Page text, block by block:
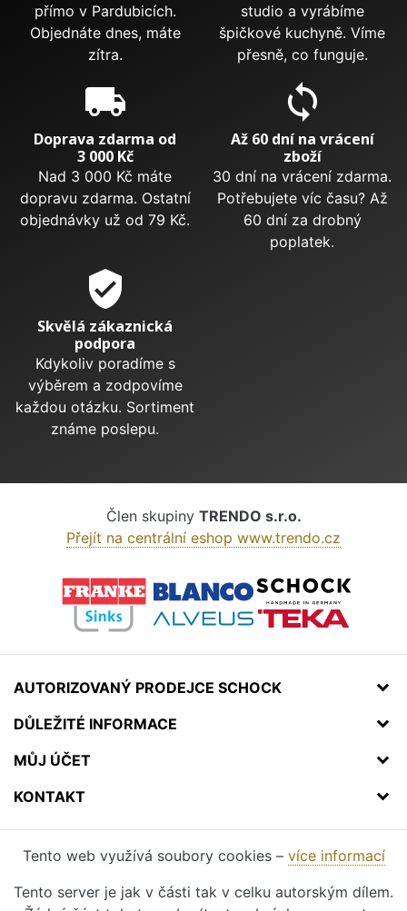
přímo v Pardubicích.
Objednáte dnes, máte
zítra.
studio a vyrábíme
špičkové kuchyně. Víme
přesně, co funguje.
local_shipping
Doprava zdarma od
3 000 Kč
Nad 3 000 Kč máte
dopravu zdarma. Ostatní
objednávky už od 79 Kč.
sync
Až 60 dní na vrácení
zboží
30 dní na vrácení zdarma.
Potřebujete víc času? Až
60 dní za drobný
poplatek.
verified_user
Skvělá zákaznická
podpora
Kdykoliv poradíme s
výběrem a zodpovíme
každou otázku. Sortiment
známe poslepu.
Člen skupiny TRENDO s.r.o.
Přejít na centrální eshop www.trendo.cz
AUTORIZOVANÝ PRODEJCE SCHOCK
DŮLEŽITÉ INFORMACE
MŮJ ÚČET
KONTAKT
Tento web využívá soubory cookies – více informací
Tento server je jak v části tak v celku autorským dílem.